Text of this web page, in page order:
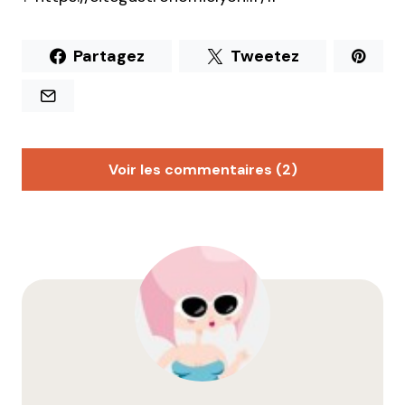
Partagez Tweetez
Voir les commentaires (2)
merci pour votre article pétillant !
Je me permets une petite rectification : l’Ardèche
figure bien sur la carte des terroirs sous
l’appellation « Vivarais ». Vive les marrons
(chauvinisme didactique assumé) !